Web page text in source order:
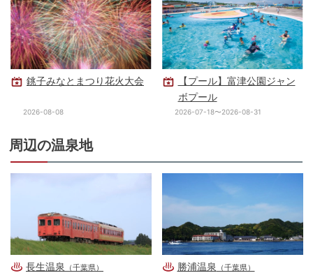
銚子みなとまつり花火大会
2026-08-08
【プール】富津公園ジャン
ボプール
2026-07-18〜2026-08-31
周辺の温泉地
長生温泉 （千葉県） 勝浦温泉 （千葉県）